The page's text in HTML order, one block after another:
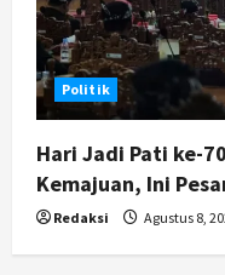
Politik
Hari Jadi Pati ke-
Kemajuan, Ini
Redaksi Agustus 8,